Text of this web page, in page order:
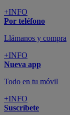
+INFO
Por teléfono
Llámanos y compra
+INFO
Nueva app
Todo en tu móvil
+INFO
Suscríbete